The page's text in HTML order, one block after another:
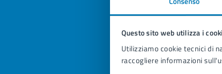
Questo sito web utilizza i
Utilizziamo cookie tecnici di
raccogliere informazioni